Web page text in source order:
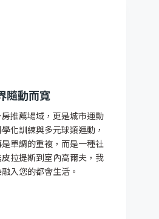
隨動而寬
推薦場域，更是城市運動
化訓練與多元球類運動，
單調的重複，而是一種社
拉提斯到室內高爾夫，我
入您的都會生活。